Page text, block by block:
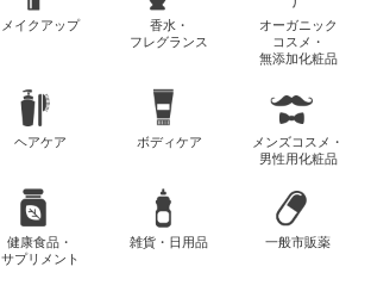
メイクアップ
香水・
フレグランス
オーガニック
コスメ・
無添加化粧品
ヘアケア ボディケア
メンズコスメ・
男性用化粧品
健康食品・
サプリメント
雑貨・日用品 一般市販薬